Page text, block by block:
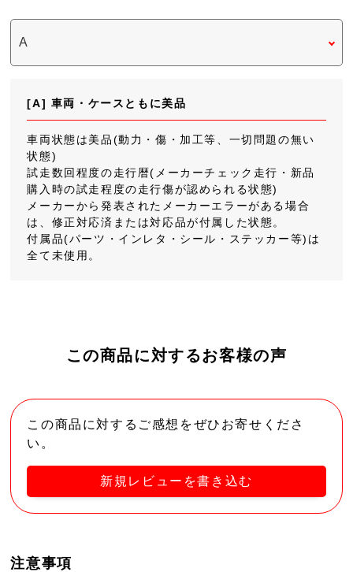
[A] 車両・ケースともに美品
車両状態は美品(動力・傷・加工等、一切問題の無い
状態)
試走数回程度の走行暦(メーカーチェック走行・新品
購入時の試走程度の走行傷が認められる状態)
メーカーから発表されたメーカーエラーがある場合
は、修正対応済または対応品が付属した状態。
付属品(パーツ・インレタ・シール・ステッカー等)は
全て未使用。
この商品に対するお客様の声
この商品に対するご感想をぜひお寄せくださ
い。
新規レビューを書き込む
注意事項